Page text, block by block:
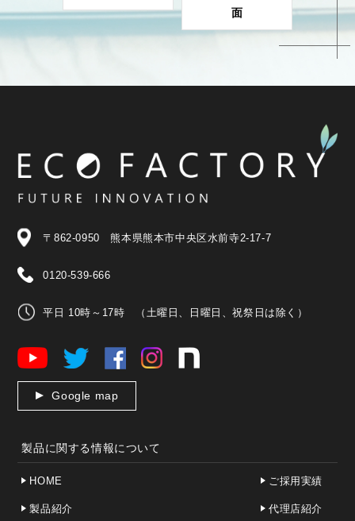
面
〒862-0950 熊本県熊本市中央区水前寺2-17-7
0120-539-666
平日 10時～17時 （土曜日、日曜日、祝祭日は除く）
Google map
製品に関する情報について
HOME
製品紹介
ご採用実績
代理店紹介